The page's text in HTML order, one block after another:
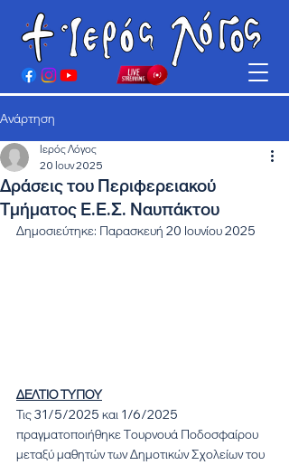
Ανάρτηση
Δράσεις του Περιφερειακού
Τμήματος Ε.Ε.Σ. Ναυπάκτου
Ιερός Λόγος
20 Ιουν 2025
Δημοσιεύτηκε: Παρασκευή 20 Ιουνίου 2025
ΔΕΛΤΙΟ ΤΥΠΟΥ
Τις 31/5/2025 και 1/6/2025
πραγματοποιήθηκε Τουρνουά Ποδοσφαίρου
μεταξύ μαθητών των Δημοτικών Σχολείων του